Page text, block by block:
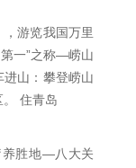
游览我国万里
一”之称—崂山
进山：攀登崂山
。 住青岛
胜地—八大关